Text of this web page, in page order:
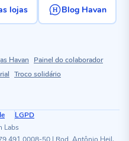
lojas Blog Havan
Havan
Painel do colaborador
Troco solidário
LGPD
Labs